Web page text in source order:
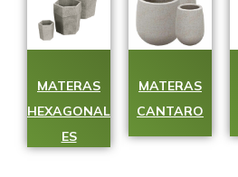
MATERAS
HEXAGONAL
ES
MATERAS
CANTARO